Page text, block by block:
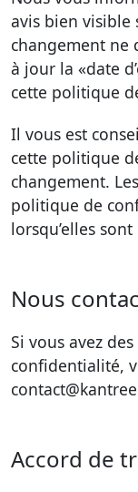
avis bien visible
changement ne
à jour la «date
cette politique
Il vous est
cette politique
changement.
politique de
lorsqu’elles
Nous
Si vous avez
confidentialité,
Accord de